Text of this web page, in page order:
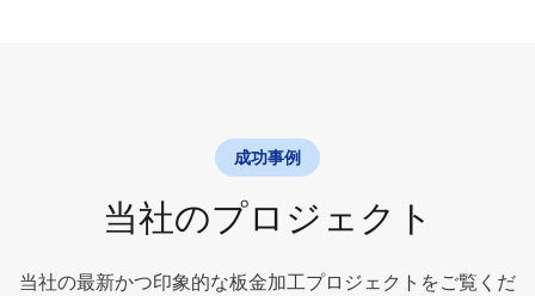
成功事例
当社のプロジェクト
当社の最新かつ印象的な板金加工プロジェクトをご覧くだ